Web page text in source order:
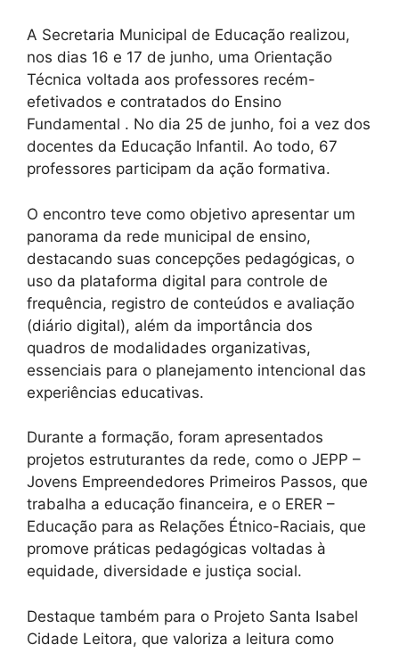
A Secretaria Municipal de Educação realizou,
nos dias 16 e 17 de junho, uma Orientação
Técnica voltada aos professores recém-
efetivados e contratados do Ensino
Fundamental . No dia 25 de junho, foi a vez dos
docentes da Educação Infantil. Ao todo, 67
professores participam da ação formativa.
O encontro teve como objetivo apresentar um
panorama da rede municipal de ensino,
destacando suas concepções pedagógicas, o
uso da plataforma digital para controle de
frequência, registro de conteúdos e avaliação
(diário digital), além da importância dos
quadros de modalidades organizativas,
essenciais para o planejamento intencional das
experiências educativas.
Durante a formação, foram apresentados
projetos estruturantes da rede, como o JEPP –
Jovens Empreendedores Primeiros Passos, que
trabalha a educação financeira, e o ERER –
Educação para as Relações Étnico-Raciais, que
promove práticas pedagógicas voltadas à
equidade, diversidade e justiça social.
Destaque também para o Projeto Santa Isabel
Cidade Leitora, que valoriza a leitura como